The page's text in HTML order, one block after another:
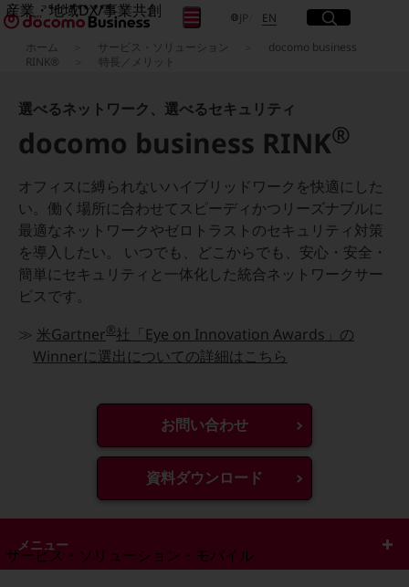
産業・地域DX/事業共創
OPEN HUB for Plural Futures
自律・分散・協調型社会の実現を目指し、
イベント/ウェビナー
記事コンテンツ
プレイヤー(カタリスト/パートナー企業)
Smart World
産業・地域DXプラットフォーマーとして
企業と地域が持続成長する社会を目指します
Smart City
Smart Education
Smart Healthcare
Smart Industry
Smart Worksite
生成AI(Generative AI)
地域の取り組み
地域経済のさらなる活性化に取り組みます
LGPF(Local Government Platform)
別ウィンドウで開きます
サービス・ソリューション・モバイル
サービス・ソリューションTOP
JP 日本語
EN Englishサイト内検索
開く
メニュー
開く
フリーワードでNTTドコモビジネスの
取り組みを検索
検索する
ホーム サービス・ソリューション
docomo business
RINK®
特長／メリット
選べるネットワーク、選べるセキュリティ
docomo business RINK®
オフィスに縛られないハイブリッドワークを快適にした
い。働く場所に合わせてスピーディかつリーズナブルに
最適なネットワークやゼロトラストのセキュリティ対策
を導入したい。 いつでも、どこからでも、安心・安全・
簡単にセキュリティと一体化した統合ネットワークサー
ビスです。
≫ 米Gartner®社「Eye on Innovation Awards」の
Winnerに選出についての詳細はこちら
お問い合わせ
資料ダウンロード
メニュー